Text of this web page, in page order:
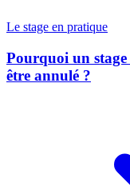
Le stage en pratique
Pourquoi un
être annulé ?